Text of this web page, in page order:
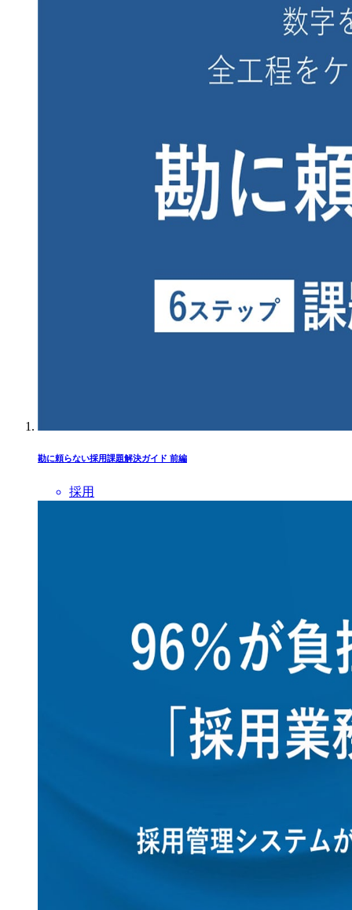
勘に頼らない採用課題解決ガイド 前編
採用